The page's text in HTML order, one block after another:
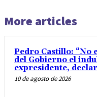
More articles
Pedro Castillo: “No
del Gobierno el
expresidente,
10 de agosto de 2026